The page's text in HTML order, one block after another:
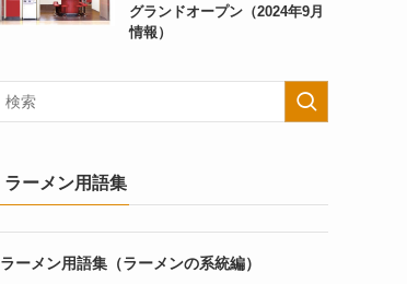
グランドオープン（2024年9月
情報）
ラーメン用語集
ラーメン用語集（ラーメンの系統編）